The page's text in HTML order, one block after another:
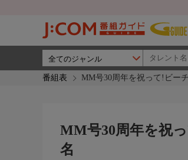
番組表 MM号30周年を祝って!ビー
MM号30周年を祝
名